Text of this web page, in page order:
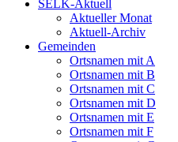
SELK-Aktuell
Aktueller Monat
Aktuell-Archiv
Gemeinden
Ortsnamen mit A
Ortsnamen mit B
Ortsnamen mit C
Ortsnamen mit D
Ortsnamen mit E
Ortsnamen mit F